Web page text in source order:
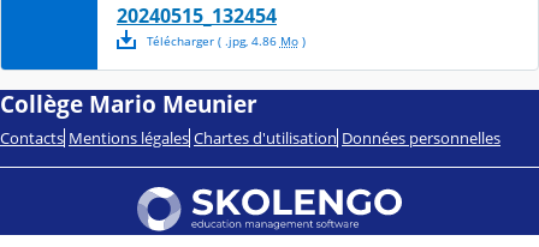
20240515_132454
Télécharger( .jpg, 4.86 Mo)
Collège Mario Meunier
Contacts Mentions légales Chartes d'utilisation Données personnelles